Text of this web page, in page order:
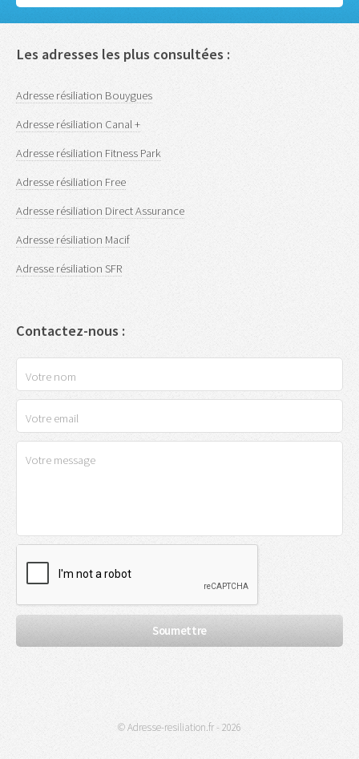
Les adresses les plus consultées :
Adresse résiliation Bouygues
Adresse résiliation Canal +
Adresse résiliation Fitness Park
Adresse résiliation Free
Adresse résiliation Direct Assurance
Adresse résiliation Macif
Adresse résiliation SFR
Contactez-nous :
© Adresse-resiliation.fr - 2026